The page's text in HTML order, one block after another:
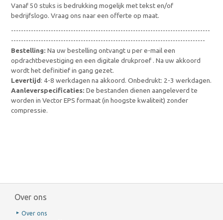
Vanaf 50 stuks is bedrukking mogelijk met tekst en/of
bedrijfslogo. Vraag ons naar een offerte op maat.
--------------------------------------------------------------------------------
------------------------------------------------------------------------------
Bestelling: Na uw bestelling ontvangt u per e-mail een
opdrachtbevestiging en een digitale drukproef . Na uw akkoord
wordt het definitief in gang gezet.
Levertijd: 4-8 werkdagen na akkoord. Onbedrukt: 2-3 werkdagen.
Aanleverspecificaties: De bestanden dienen aangeleverd te
worden in Vector EPS formaat (in hoogste kwaliteit) zonder
compressie.
Over ons
Over ons